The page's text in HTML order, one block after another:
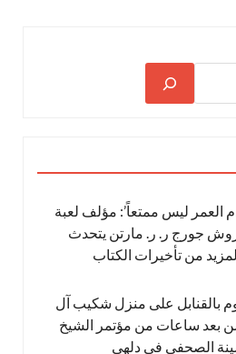
العمر ليس ممتعاً’: مؤلف لعبة
جورج ر. ر. مارتن يتحدث
من تأخيرات الكتاب
بالقنابل على منزل شكيب آل
بعد ساعات من مؤتمر الشيخ
الصحفي في دلهي